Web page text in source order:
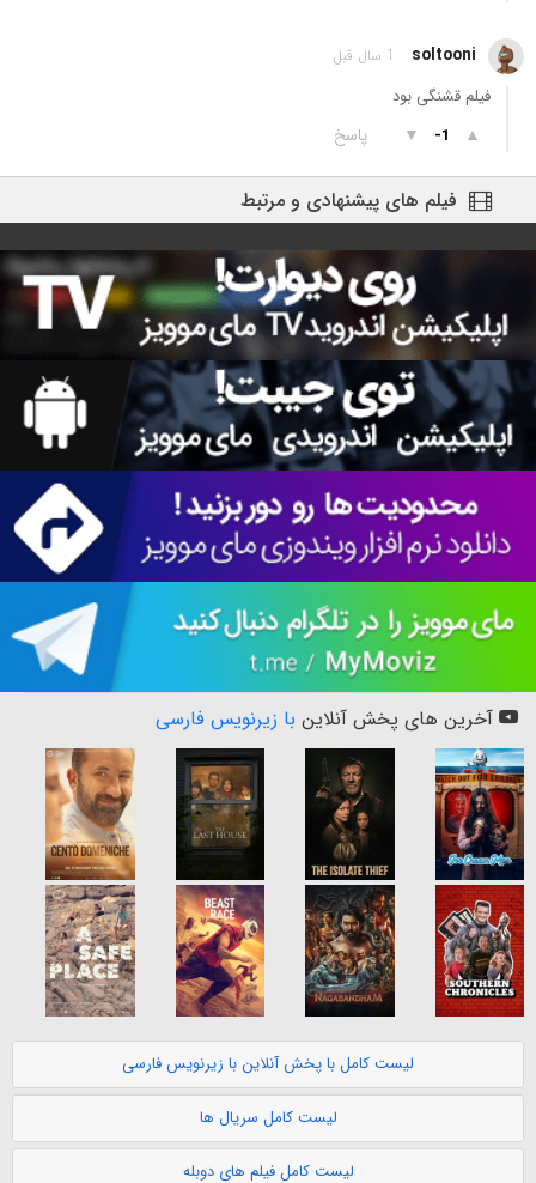
soltooni 1 سال قبل
فیلم قشنگی بود
▲
-1
▼ پاسخ
فیلم های پیشنهادی و مرتبط
آخرین های پخش آنلاین با زیرنویس فارسی
لیست کامل با پخش آنلاین با زیرنویس فارسی
لیست کامل سریال ها
لیست کامل فیلم های دوبله